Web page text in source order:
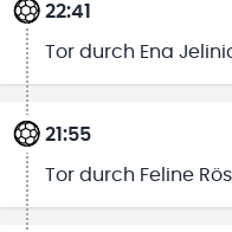
22:41
Tor durch Ena
21:55
Tor durch Feline